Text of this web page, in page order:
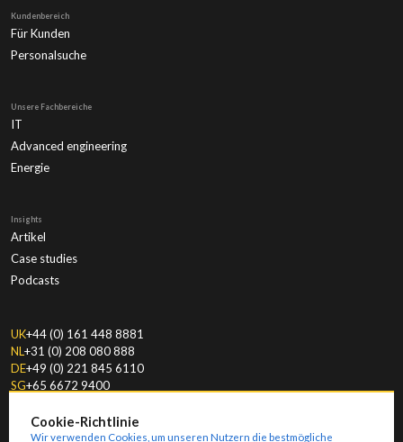
Kundenbereich
Für Kunden
Personalsuche
Unsere Fachbereiche
IT
Advanced engineering
Energie
Insights
Artikel
Case studies
Podcasts
UK+44 (0) 161 448 8881
NL+31 (0) 208 080 888
DE+49 (0) 221 845 6110
SG+65 6672 9400
Cookie-Richtlinie
Wir verwenden Cookies, um unseren Nutzern die bestmögliche